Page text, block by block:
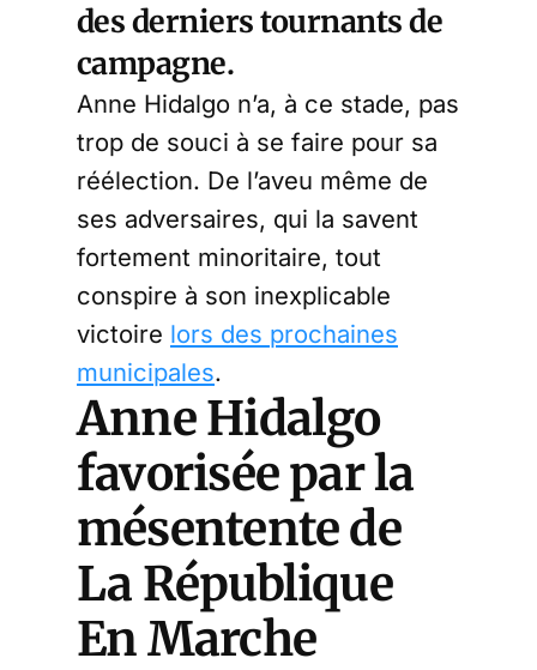
des derniers tournants de
campagne.
Anne Hidalgo n’a, à ce stade, pas
trop de souci à se faire pour sa
réélection. De l’aveu même de
ses adversaires, qui la savent
fortement minoritaire, tout
conspire à son inexplicable
victoire lors des prochaines
municipales.
Anne Hidalgo
favorisée par la
mésentente de
La République
En Marche